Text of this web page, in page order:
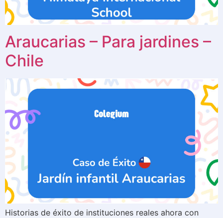
Araucarias – Para jardines –
Chile
Historias de éxito de instituciones reales ahora con